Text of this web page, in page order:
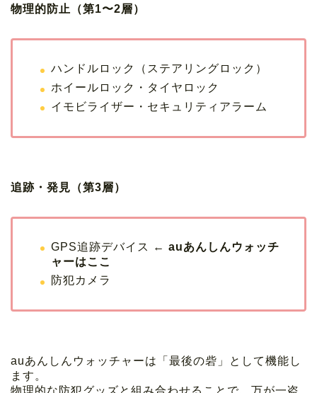
物理的防止（第1〜2層）
ハンドルロック（ステアリングロック）
ホイールロック・タイヤロック
イモビライザー・セキュリティアラーム
追跡・発見（第3層）
GPS追跡デバイス ← auあんしんウォッチ
ャーはここ
防犯カメラ
auあんしんウォッチャーは「最後の砦」として機能し
ます。